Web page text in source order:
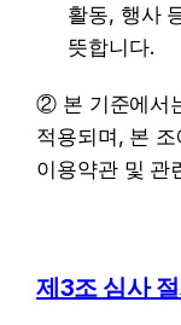
활동, 행사
뜻합니다.
② 본 기준에서
적용되며, 본
이용약관 및 관
제3조 심사